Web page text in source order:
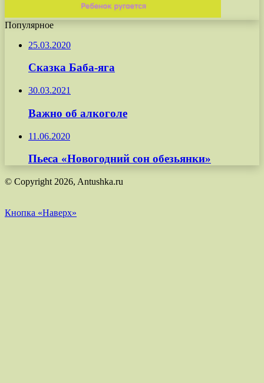
Популярное
25.03.2020
Сказка Баба-яга
30.03.2021
Важно об алкоголе
11.06.2020
Пьеса «Новогодний сон обезьянки»
© Copyright 2026, Antushka.ru
Кнопка «Наверх»